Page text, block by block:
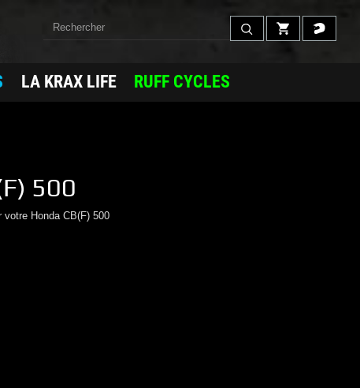
LA KRAX LIFE RUFF CYCLES
500
votre Honda CB(F) 500